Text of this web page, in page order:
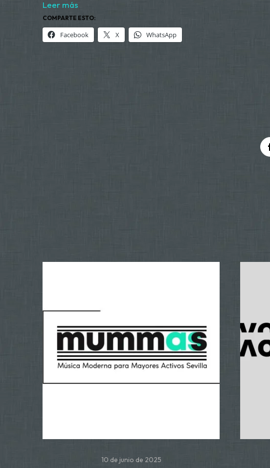
Leer más
COMPARTE ESTO:
Facebook X WhatsApp
10 de junio de 2025